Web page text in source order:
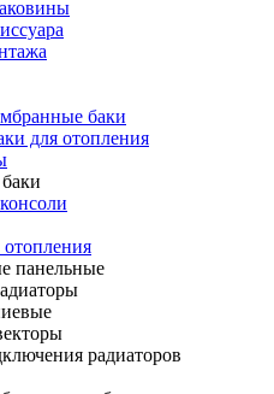
баки
для отопления
панельные
радиаторов